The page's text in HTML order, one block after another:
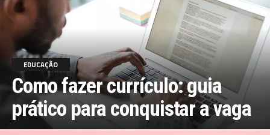
EDUCAÇÃO
Como fazer currículo: guia
prático para conquistar a vaga